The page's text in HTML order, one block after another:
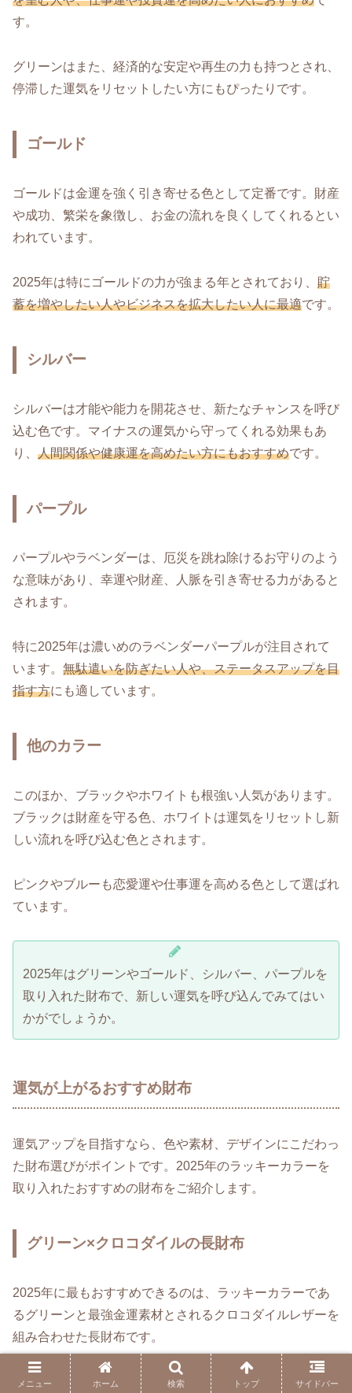
す。
グリーンはまた、経済的な安定や再生の力も持つとされ、
停滞した運気をリセットしたい方にもぴったりです。
ゴールド
ゴールドは金運を強く引き寄せる色として定番です。財産
や成功、繁栄を象徴し、お金の流れを良くしてくれるとい
われています。
2025年は特にゴールドの力が強まる年とされており、 貯
蓄を増やしたい人やビジネスを拡大したい人に最適です。
シルバー
シルバーは才能や能力を開花させ、新たなチャンスを呼び
込む色です。マイナスの運気から守ってくれる効果もあ
り、 人間関係や健康運を高めたい方にもおすすめです。
パープル
パープルやラベンダーは、厄災を跳ね除けるお守りのよう
な意味があり、幸運や財産、人脈を引き寄せる力があると
されます。
特に2025年は濃いめのラベンダーパープルが注目されて
います。 無駄遣いを防ぎたい人や、ステータスアップを目
指す方にも適しています。
他のカラー
このほか、ブラックやホワイトも根強い人気があります。
ブラックは財産を守る色、ホワイトは運気をリセットし新
しい流れを呼び込む色とされます。
ピンクやブルーも恋愛運や仕事運を高める色として選ばれ
ています。
2025年はグリーンやゴールド、シルバー、パープルを
取り入れた財布で、新しい運気を呼び込んでみてはい
かがでしょうか。
運気が上がるおすすめ財布
運気アップを目指すなら、色や素材、デザインにこだわっ
た財布選びがポイントです。2025年のラッキーカラーを
取り入れたおすすめの財布をご紹介します。
グリーン×クロコダイルの長財布
2025年に最もおすすめできるのは、ラッキーカラーであ
るグリーンと最強金運素材とされるクロコダイルレザーを
組み合わせた長財布です。
繁栄や安定、成長を象徴し、金運アップを強力にサポート
メニュー ホーム 検索 トップ サイドバー